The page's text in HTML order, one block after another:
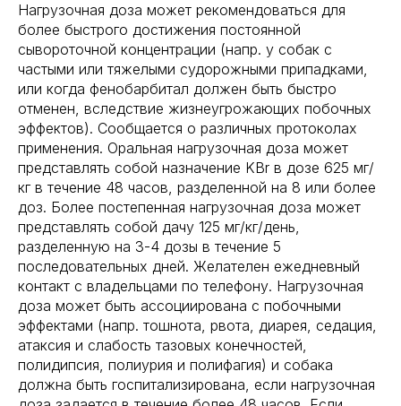
Нагрузочная доза может рекомендоваться для
более быстрого достижения постоянной
сывороточной концентрации (напр. у собак с
частыми или тяжелыми судорожными припадками,
или когда фенобарбитал должен быть быстро
отменен, вследствие жизнеугрожающих побочных
эффектов). Сообщается о различных протоколах
применения. Оральная нагрузочная доза может
представлять собой назначение KBr в дозе 625 мг/
кг в течение 48 часов, разделенной на 8 или более
доз. Более постепенная нагрузочная доза может
представлять собой дачу 125 мг/кг/день,
разделенную на 3-4 дозы в течение 5
последовательных дней. Желателен ежедневный
контакт с владельцами по телефону. Нагрузочная
доза может быть ассоциирована с побочными
эффектами (напр. тошнота, рвота, диарея, седация,
атаксия и слабость тазовых конечностей,
полидипсия, полиурия и полифагия) и собака
должна быть госпитализирована, если нагрузочная